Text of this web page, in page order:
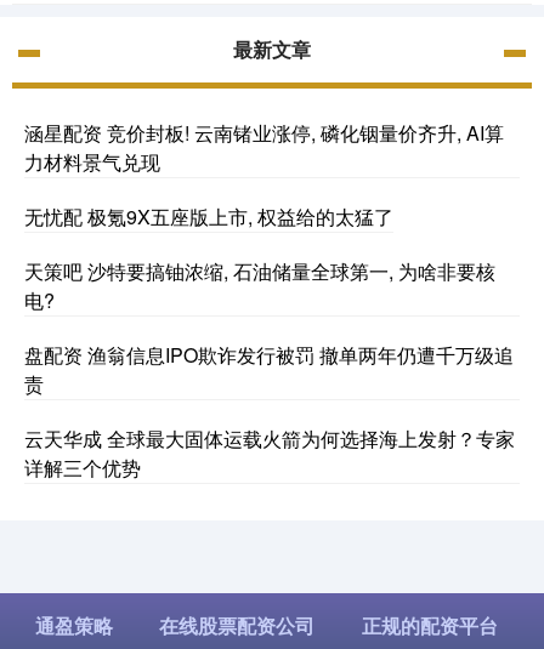
最新文章
涵星配资 竞价封板! 云南锗业涨停, 磷化铟量价齐升, AI算
力材料景气兑现
无忧配 极氪9X五座版上市, 权益给的太猛了
天策吧 沙特要搞铀浓缩, 石油储量全球第一, 为啥非要核
电?
盘配资 渔翁信息IPO欺诈发行被罚 撤单两年仍遭千万级追
责
云天华成 全球最大固体运载火箭为何选择海上发射？专家
详解三个优势
通盈策略 在线股票配资公司
正规的配资平台